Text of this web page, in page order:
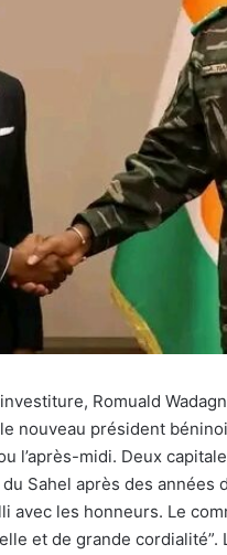
Romuald
nouveau président
l’après-midi. Deux
du Sahel après des
avec les honneurs. Le
et de grande